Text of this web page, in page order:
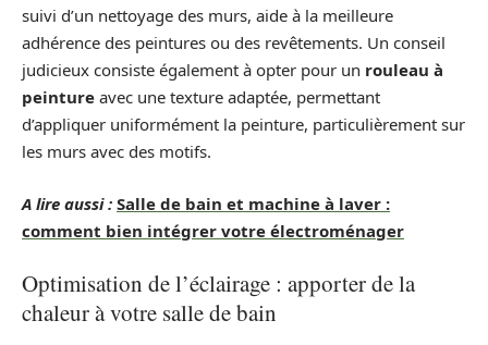
suivi d’un nettoyage des murs, aide à la meilleure
adhérence des peintures ou des revêtements. Un conseil
judicieux consiste également à opter pour un rouleau à
peinture avec une texture adaptée, permettant
d’appliquer uniformément la peinture, particulièrement sur
les murs avec des motifs.
A lire aussi : Salle de bain et machine à laver :
comment bien intégrer votre électroménager
Optimisation de l’éclairage : apporter de la
chaleur à votre salle de bain